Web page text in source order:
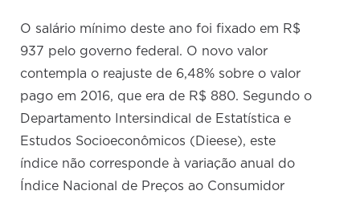
O salário mínimo deste ano foi fixado em R$
937 pelo governo federal. O novo valor
contempla o reajuste de 6,48% sobre o valor
pago em 2016, que era de R$ 880. Segundo o
Departamento Intersindical de Estatística e
Estudos Socioeconômicos (Dieese), este
índice não corresponde à variação anual do
Índice Nacional de Preços ao Consumidor